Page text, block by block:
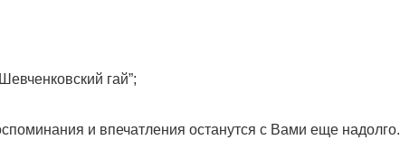
гай”;
и впечатления останутся с Вами еще надолго.